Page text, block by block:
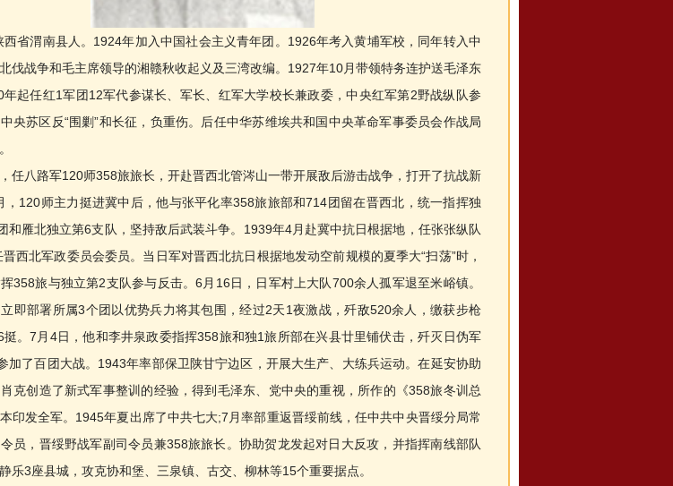
渭南县人。1924年加入中国社会主义青年团。1926年考入黄埔军校，同年转入中
伐战争和毛主席领导的湘赣秋收起义及三湾改编。1927年10月带领特务连护送毛泽东
起任红1军团12军代参谋长、军长、红军大学校长兼政委，中央红军第2野战纵队参
央苏区反“围剿”和长征，负重伤。后任中华苏维埃共和国中央革命军事委员会作战局
八路军120师358旅旅长，开赴晋西北管涔山一带开展敌后游击战争，打开了抗战新
，120师主力挺进冀中后，他与张平化率358旅旅部和714团留在晋西北，统一指挥独
和雁北独立第6支队，坚持敌后武装斗争。1939年4月赴冀中抗日根据地，任张张纵队
西北军政委员会委员。当日军对晋西北抗日根据地发动空前规模的夏季大“扫荡”时，
358旅与独立第2支队参与反击。6月16日，日军村上大队700余人孤军退至米峪镇。
即部署所属3个团以优势兵力将其包围，经过2天1夜激战，歼敌520余人，缴获步枪
挺。7月4日，他和李井泉政委指挥358旅和独1旅所部在兴县廿里铺伏击，歼灭日伪军
加了百团大战。1943年率部保卫陕甘宁边区，开展大生产、大练兵运动。在延安协助
克创造了新式军事整训的经验，得到毛泽东、党中央的重视，所作的《358旅冬训总
印发全军。1945年夏出席了中共七大;7月率部重返晋绥前线，任中共中央晋绥分局常
员，晋绥野战军副司令员兼358旅旅长。协助贺龙发起对日大反攻，并指挥南线部队
乐3座县城，攻克协和堡、三泉镇、古交、柳林等15个重要据点。